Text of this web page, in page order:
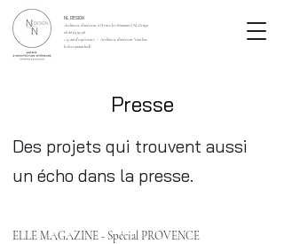
NL DESIGN
Architecte d’intérieur à Pernes-les-Fontaines | NL Design
06 88 64 93 98
+ 15 ans d’expérience - Architecte d'intérieur Vaucluse
leclercqnatacha.fr
Presse
Des projets qui trouvent aussi
un écho dans la presse.
ELLE MAGAZINE - Spécial PROVENCE